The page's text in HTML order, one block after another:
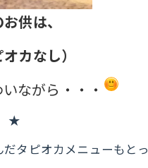
供は、
カなし）
ながら・・・
★
タピオカメニューもと